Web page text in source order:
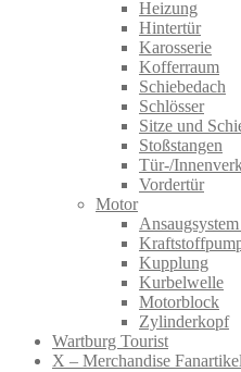
Heizung
Hintertür
Karosserie
Kofferraum
Schiebedach
Schlösser
Sitze und
Stoßstangen
Tür-/
Vordertür
Motor
Kupplung
Kurbelwelle
Motorblock
Zylinderkopf
Wartburg Tourist
X – Merchandise